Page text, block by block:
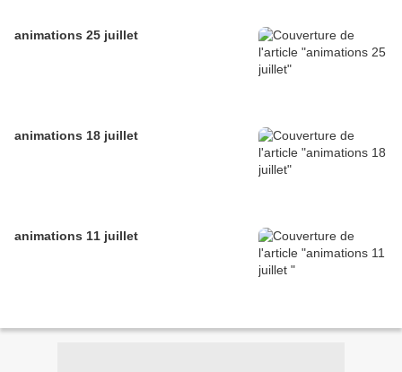
animations 25 juillet
animations 18 juillet
animations 11 juillet